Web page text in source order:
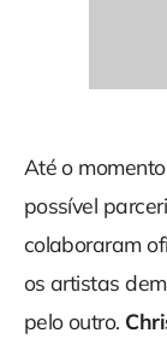
Até o
possível
colaboraram
os artistas
pelo outro.